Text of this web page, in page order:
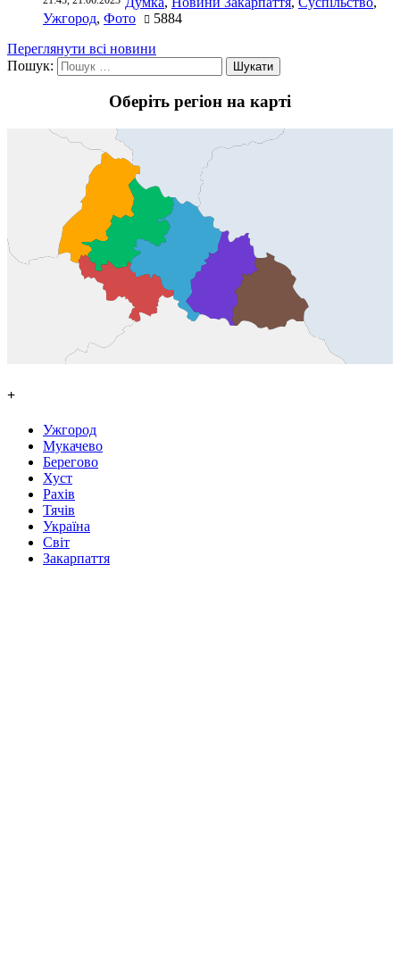
Ужгород, Фото
5884
Переглянути всі новини
Пошук:
Оберіть регіон на карті
+
Ужгород
Мукачево
Берегово
Хуст
Рахів
Тячів
Україна
Світ
Закарпаття